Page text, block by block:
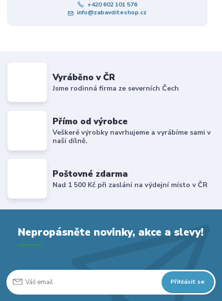
+420 602 101 576
info@zabavditeshop.cz
Vyráběno v ČR
Jsme rodinná firma ze severních Čech
Přímo od výrobce
Veškeré výrobky navrhujeme a vyrábíme sami v
naší dílně.
Poštovné zdarma
Nad 1 500 Kč při zaslání na výdejní místo v ČR
Nepropásněte novinky, akce a slevy!
Přihlásit se